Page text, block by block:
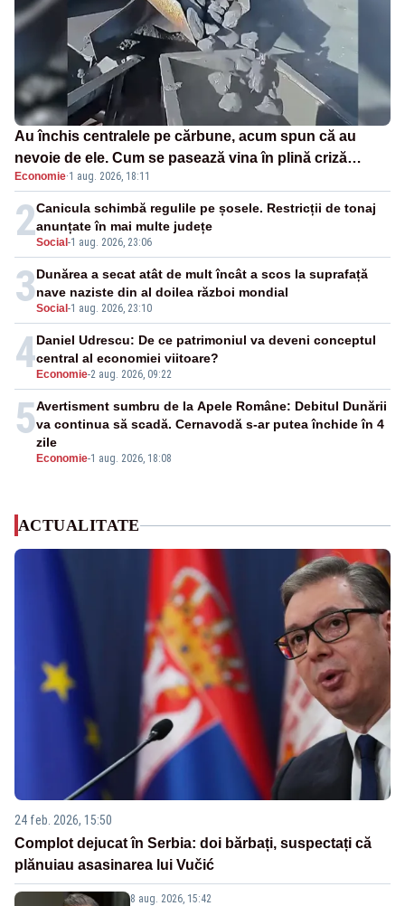
Au închis centralele pe cărbune, acum spun că au
nevoie de ele. Cum se pasează vina în plină criză
energetică
Economie·1 aug. 2026, 18:11
2Social -1 aug. 2026, 23:06
Canicula schimbă regulile pe șosele. Restricții de tonaj
anunțate în mai multe județe
3Social -1 aug. 2026, 23:10
Dunărea a secat atât de mult încât a scos la suprafață
nave naziste din al doilea război mondial
4 Economie-2 aug. 2026, 09:22
Daniel Udrescu: De ce patrimoniul va deveni conceptul
central al economiei viitoare?
5
Economie-1 aug. 2026, 18:08
Avertisment sumbru de la Apele Române: Debitul Dunării
va continua să scadă. Cernavodă s-ar putea închide în 4
zile
ACTUALITATE
24 feb. 2026, 15:50
Complot dejucat în Serbia: doi bărbați, suspectați că
plănuiau asasinarea lui Vučić
8 aug. 2026, 15:42